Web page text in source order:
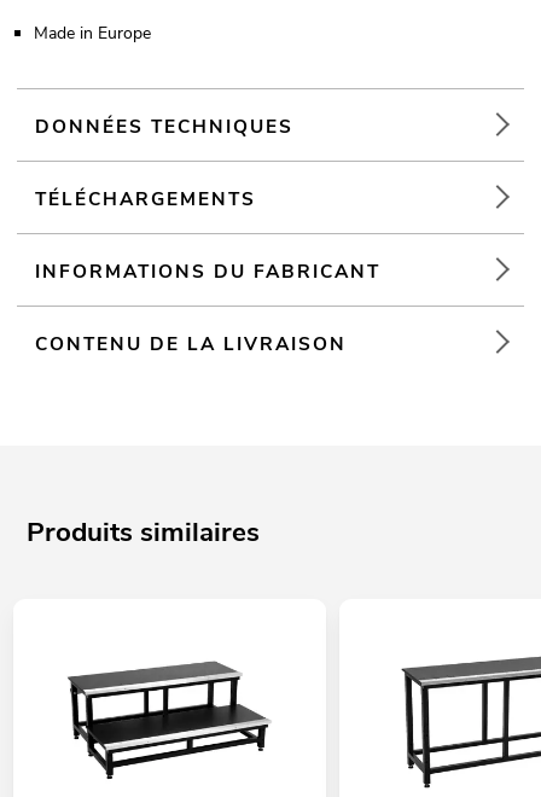
Made in Europe
DONNÉES TECHNIQUES
TÉLÉCHARGEMENTS
INFORMATIONS DU FABRICANT
CONTENU DE LA LIVRAISON
Produits similaires